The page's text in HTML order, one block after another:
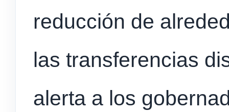
reducción de
las transferencias
alerta a los